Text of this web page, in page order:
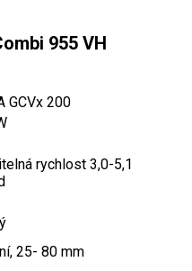
955 VH
GCVx 200
rychlost 3,0-5,1
25- 80 mm